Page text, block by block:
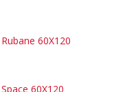
60X120
60X120